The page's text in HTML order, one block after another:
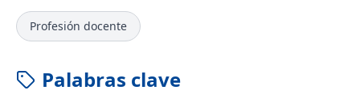
Profesión docente
Palabras clave